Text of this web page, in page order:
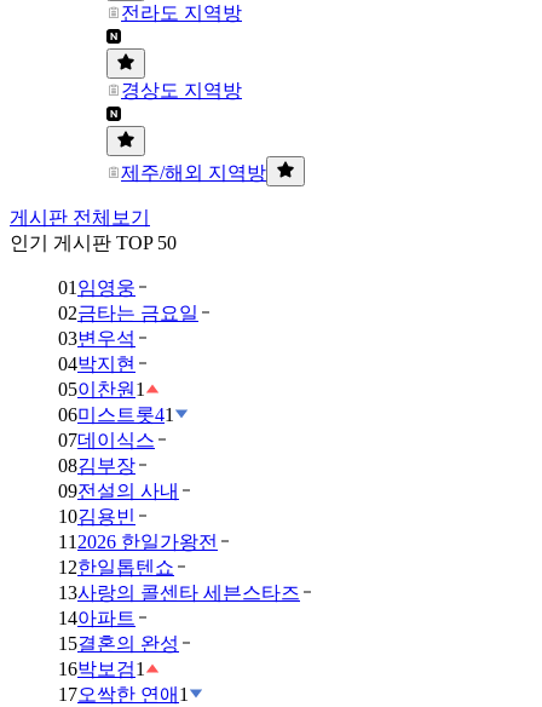
전라도 지역방
경상도 지역방
제주/해외 지역방
게시판 전체보기
인기 게시판 TOP 50
01 임영웅
02금타는 금요일
03변우석
04박지현
05이찬원 1
06미스트롯41
07데이식스
08김부장
09전설의 사내
10김용빈
11 2026 한일가왕전
12한일톱텐쇼
13사랑의 콜센타 세븐스타즈
14아파트
15결혼의 완성
16박보검1
17오싹한 연애 1